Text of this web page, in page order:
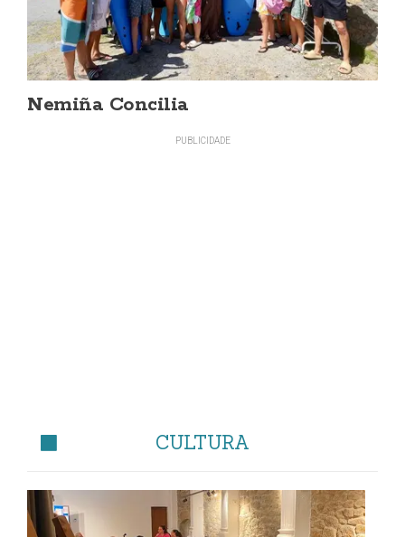
Nemiña Concilia
CULTURA